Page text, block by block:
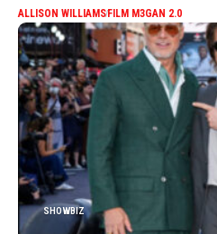
ALLISON WILLIAMSFILM M3GAN 2.0
SHOWBIZ